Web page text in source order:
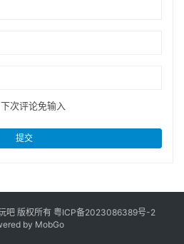
次评论免输入
提交
吧 版权所有 粤ICP备2023086389号-2
by MobGo